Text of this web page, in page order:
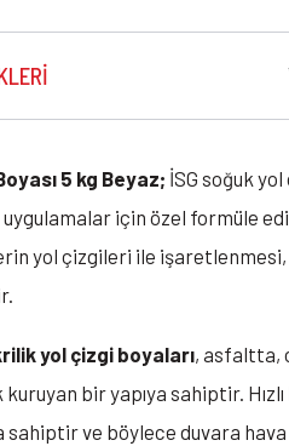
5 kg Beyaz; İSG soğuk
uygulamalar için özel formüle
yol çizgileri ile işaretlenmesi,
yol çizgi boyaları, asfaltta,
bir yapıya sahiptir.
sahiptir ve böylece duvara